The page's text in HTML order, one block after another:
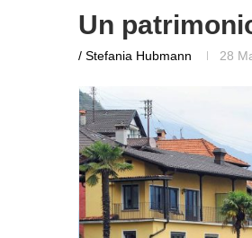
Un
/ Stefania Hubmann 28